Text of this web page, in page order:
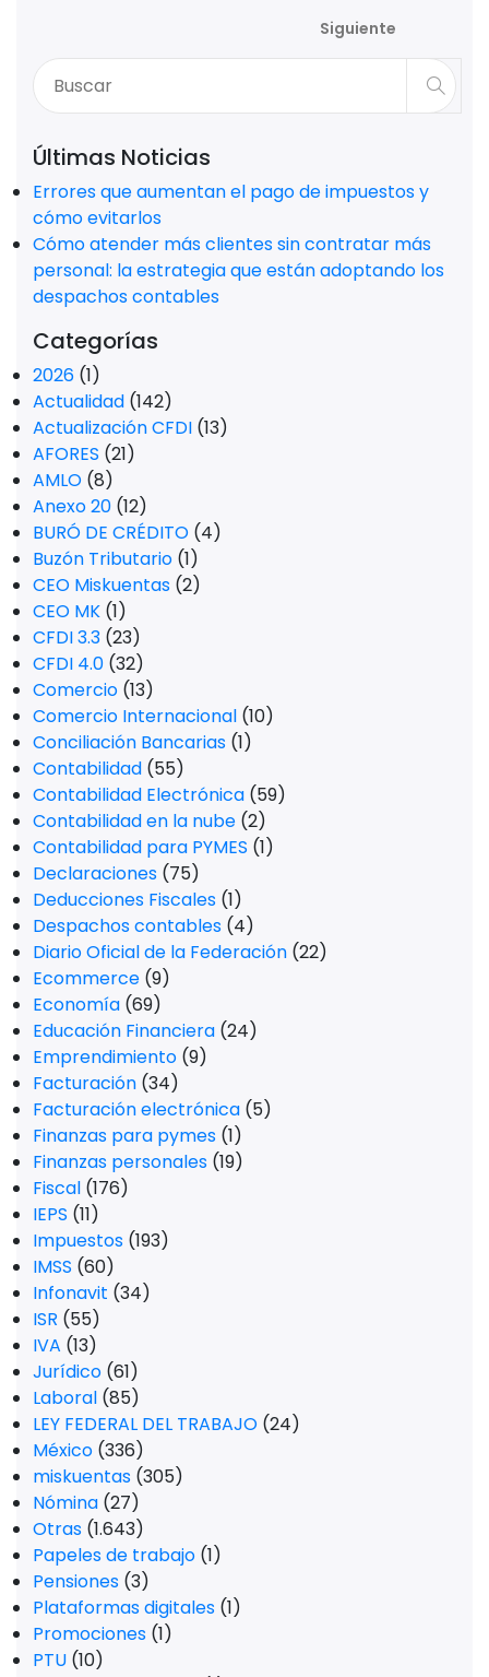
Siguiente
Últimas Noticias
Errores que aumentan el pago de impuestos y
cómo evitarlos
Cómo atender más clientes sin contratar más
personal: la estrategia que están adoptando los
despachos contables
Categorías
2026 (1)
Actualidad (142)
Actualización CFDI (13)
AFORES (21)
AMLO (8)
Anexo 20 (12)
BURÓ DE CRÉDITO (4)
Buzón Tributario (1)
CEO Miskuentas (2)
CEO MK (1)
CFDI 3.3 (23)
CFDI 4.0 (32)
Comercio (13)
Comercio Internacional (10)
Conciliación Bancarias (1)
Contabilidad (55)
Contabilidad Electrónica (59)
Contabilidad en la nube (2)
Contabilidad para PYMES (1)
Declaraciones (75)
Deducciones Fiscales (1)
Despachos contables (4)
Diario Oficial de la Federación (22)
Ecommerce (9)
Economía (69)
Educación Financiera (24)
Emprendimiento (9)
Facturación (34)
Facturación electrónica (5)
Finanzas para pymes (1)
Finanzas personales (19)
Fiscal (176)
IEPS (11)
Impuestos (193)
IMSS (60)
Infonavit (34)
ISR (55)
IVA (13)
Jurídico (61)
Laboral (85)
LEY FEDERAL DEL TRABAJO (24)
México (336)
miskuentas (305)
Nómina (27)
Otras (1.643)
Papeles de trabajo (1)
Pensiones (3)
Plataformas digitales (1)
Promociones (1)
PTU (10)